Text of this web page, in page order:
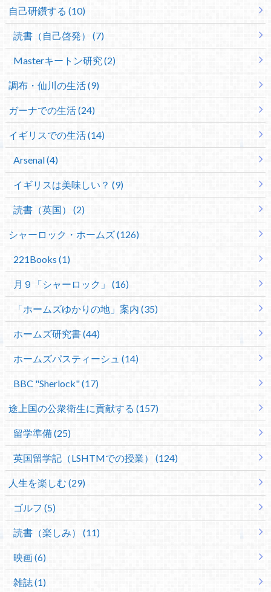
自己研鑽する (10)
読書（自己啓発） (7)
Masterキートン研究 (2)
調布・仙川の生活 (9)
ガーナでの生活 (24)
イギリスでの生活 (14)
Arsenal (4)
イギリスは美味しい？ (9)
読書（英国） (2)
シャーロック・ホームズ (126)
221Books (1)
月９「シャーロック」 (16)
「ホームズゆかりの地」案内 (35)
ホームズ研究書 (44)
ホームズパスティーシュ (14)
BBC "Sherlock" (17)
途上国の公衆衛生に貢献する (157)
留学準備 (25)
英国留学記（LSHTMでの授業） (124)
人生を楽しむ (29)
ゴルフ (5)
読書（楽しみ） (11)
映画 (6)
雑誌 (1)